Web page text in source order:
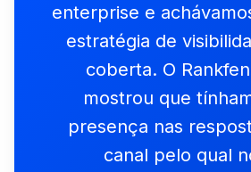
enterprise e
estratégia de
coberta. O
mostrou que
presença nas
canal pelo qual